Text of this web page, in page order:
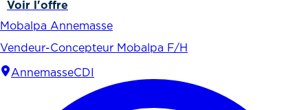
Voir l'offre
Mobalpa Annemasse
Vendeur-Concepteur Mobalpa F/H
AnnemasseCDI